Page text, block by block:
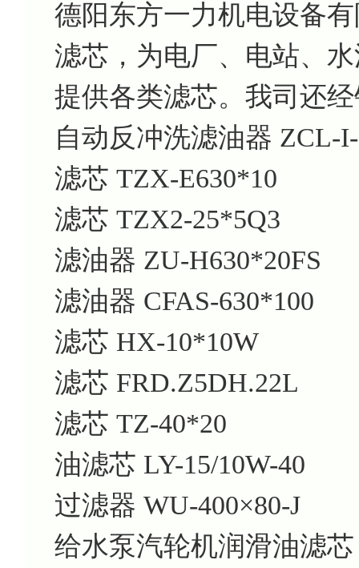
德阳东方一力机电设备
滤芯，为电厂、电站、
提供各类滤芯。我司还
自动反冲洗滤油器 ZCL-
滤芯 TZX-E630*10
滤芯 TZX2-25*5Q3
滤油器 ZU-H630*20FS
滤油器 CFAS-630*100
滤芯 HX-10*10W
滤芯 FRD.Z5DH.22L
滤芯 TZ-40*20
油滤芯 LY-15/10W-40
过滤器 WU-400×80-J
给水泵汽轮机润滑油滤芯